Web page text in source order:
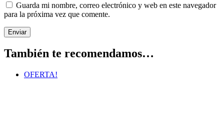
Guarda mi nombre, correo electrónico y web en este navegador
para la próxima vez que comente.
También te recomendamos…
OFERTA!